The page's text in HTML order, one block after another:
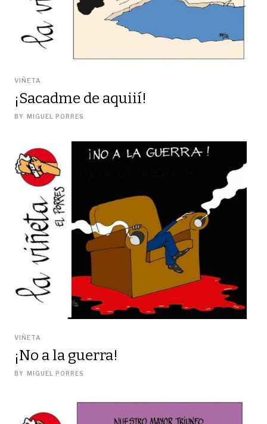
VIÑETA
¡Sacadme de aquiií!
BY MIGUEL PORRES
VIÑETA
¡No a la guerra!
BY MIGUEL PORRES